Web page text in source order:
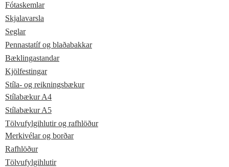
Fótaskemlar
Skjalavarsla
Seglar
Pennastatíf og blaðabakkar
Bæklingastandar
Kjölfestingar
Stíla- og reikningsbækur
Stílabækur A4
Stílabækur A5
Tölvufylgihlutir og rafhlöður
Merkivélar og borðar
Rafhlöður
Tölvufylgihlutir